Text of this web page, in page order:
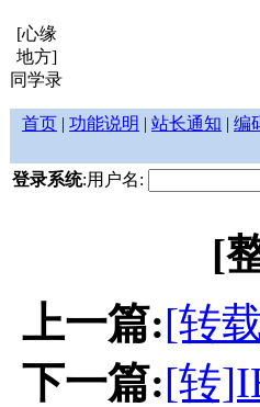
[心缘
地方]
同学录
首页 | 功能说明 | 站长通知 | 编
登录系统:用户名:
[
上一篇:[转
下一篇:[转